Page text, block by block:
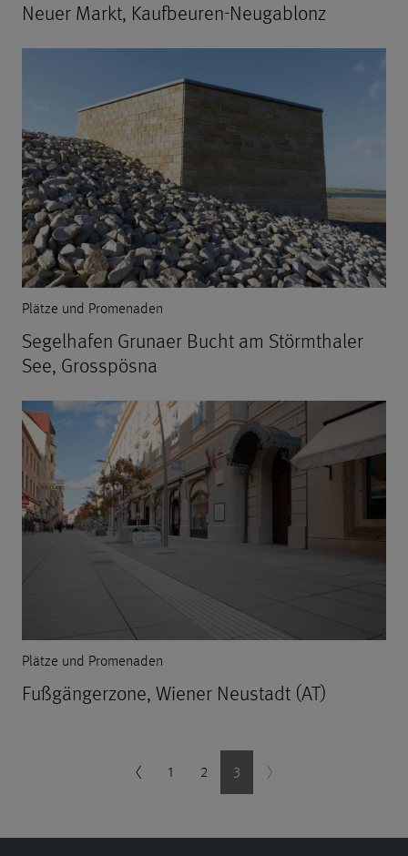
Neuer Markt, Kaufbeuren-Neugablonz
Plätze und Promenaden
Segelhafen Grunaer Bucht am Störmthaler
See, Grosspösna
Plätze und Promenaden
Fußgängerzone, Wiener Neustadt (AT)
1 2 3